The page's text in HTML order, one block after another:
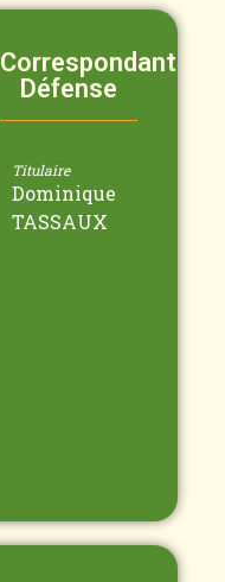
Correspondant
Défense
Titulaire
Dominique
TASSAUX